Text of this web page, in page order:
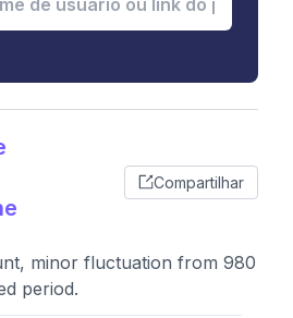
Compartilhar
minor fluctuation from 980
period.